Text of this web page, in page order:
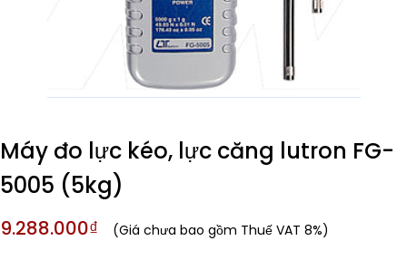
Máy đo lực kéo, lực căng lutron FG-
5005 (5kg)
9.288.000₫ (Giá chưa bao gồm Thuế VAT 8%)